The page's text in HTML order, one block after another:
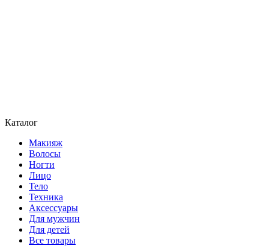
Каталог
Макияж
Волосы
Ногти
Лицо
Тело
Техника
Аксессуары
Для мужчин
Для детей
Все товары